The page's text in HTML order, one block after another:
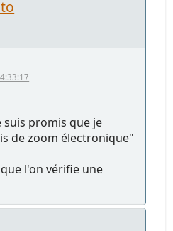
suis promis que je
de zoom électronique"
l'on vérifie une